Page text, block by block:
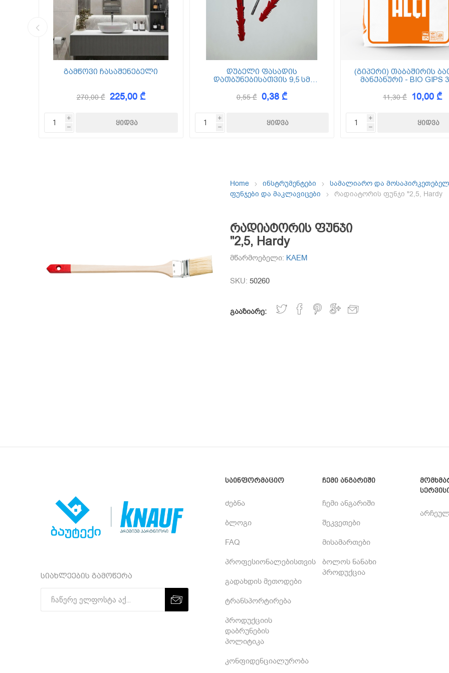
კედლის შემოსვები
KAEM Dekor
გამწოვი ჩასაშენებელი
270,00 ₾ 225,00 ₾
i
h
დუბელი ფასადის
დათბუნებისათვის 9,5 სმ
0,55 ₾ 0,38 ₾
i
h
(გიპერი) თაბაშირის
მანქანური - BIO GIPS
11,30 ₾ 10,00 ₾
i
h
Home ინსტრუმენტები
სამალიარო და
ფუნჯები და მაკლავიცები
რადიატორის ფუნჯი "2,5, Hardy
რადიატორის ფუნჯი
"2,5, Hardy
მწარმოებელი: KAEM
SKU: 50260
გააზიარე:
სიახლეების გამოწერა
საინფორმაციო
ძებნა
ბლოგი
FAQ
პროფესიონალებისთვის
გადახდის მეთოდები
ტრანსპორტირება
პროდუქციის
დაბრუნების
პოლიტიკა
კონფიდენციალურობა
ჩემი ანგარიში
ჩემი ანგარიში
შეკვეთები
მისამართები
ბოლოს ნანახი
პროდუქცია